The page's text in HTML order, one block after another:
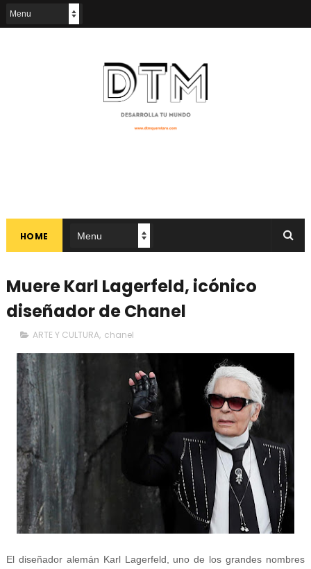
HOME
Muere Karl Lagerfeld, icónico
diseñador de Chanel
ARTE Y CULTURA, chanel
El diseñador alemán Karl Lagerfeld, uno de los grandes nombres